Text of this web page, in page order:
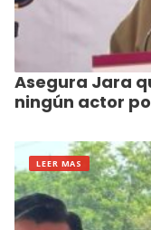
Asegura Jara
ningún actor
LEER MAS